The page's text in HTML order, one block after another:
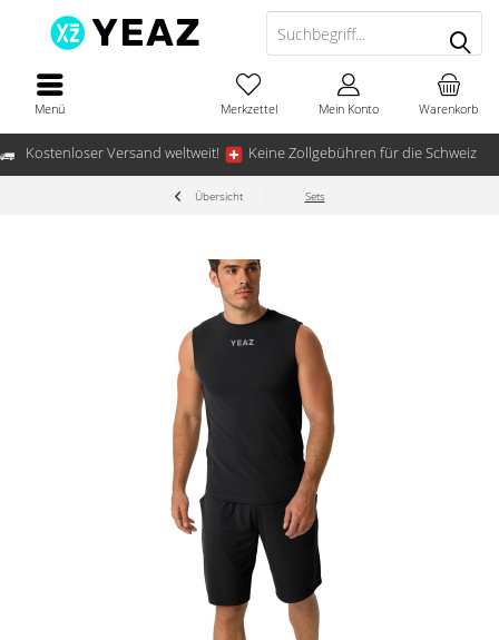
Kostenloser Versand weltweit! Keine Zollgebühren für die Schweiz
Menü Warenkorb
Merkzettel Mein Konto
Übersicht Sets